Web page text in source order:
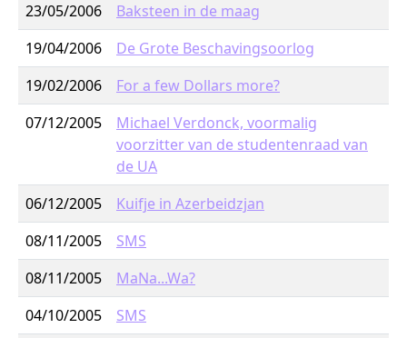
23/05/2006
Baksteen in de maag
19/04/2006
De Grote Beschavingsoorlog
19/02/2006
For a few Dollars more?
07/12/2005
Michael Verdonck, voormalig
voorzitter van de studentenraad van
de UA
06/12/2005
Kuifje in Azerbeidzjan
08/11/2005
SMS
08/11/2005
MaNa...Wa?
04/10/2005
SMS